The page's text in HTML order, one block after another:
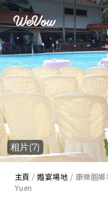
相片(7)
主頁 /婚宴場地 / 康樂園
Yuen